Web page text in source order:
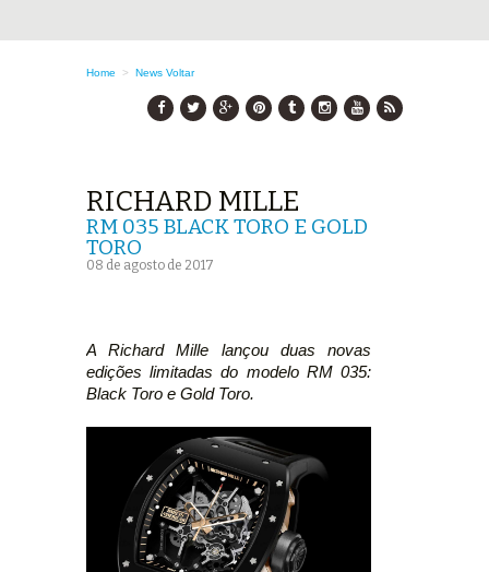
Home > News Voltar
RICHARD MILLE
RM 035 BLACK TORO E GOLD
TORO
08 de agosto de 2017
A Richard Mille lançou duas novas
edições limitadas do modelo RM 035:
Black Toro e Gold Toro.